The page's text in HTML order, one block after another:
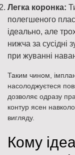
Легка коронка:
полегшеного
ідеально, але
нижча за сусідні
при жуванні
Таким чином,
насолоджуєтеся
дозволяє одразу
контур ясен
вигляду.
Кому